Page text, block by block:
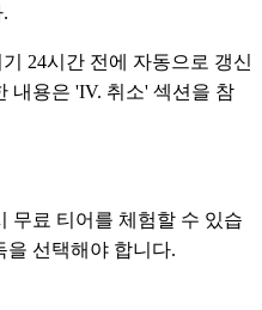
24시간 전에 자동으로 갱신
내용은 'IV. 취소' 섹션을 참
무료 티어를 체험할 수 있습
을 선택해야 합니다.